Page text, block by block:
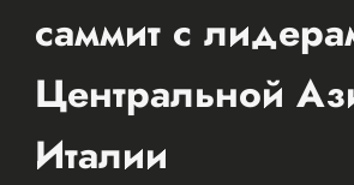
саммит с
Центральной
Италии